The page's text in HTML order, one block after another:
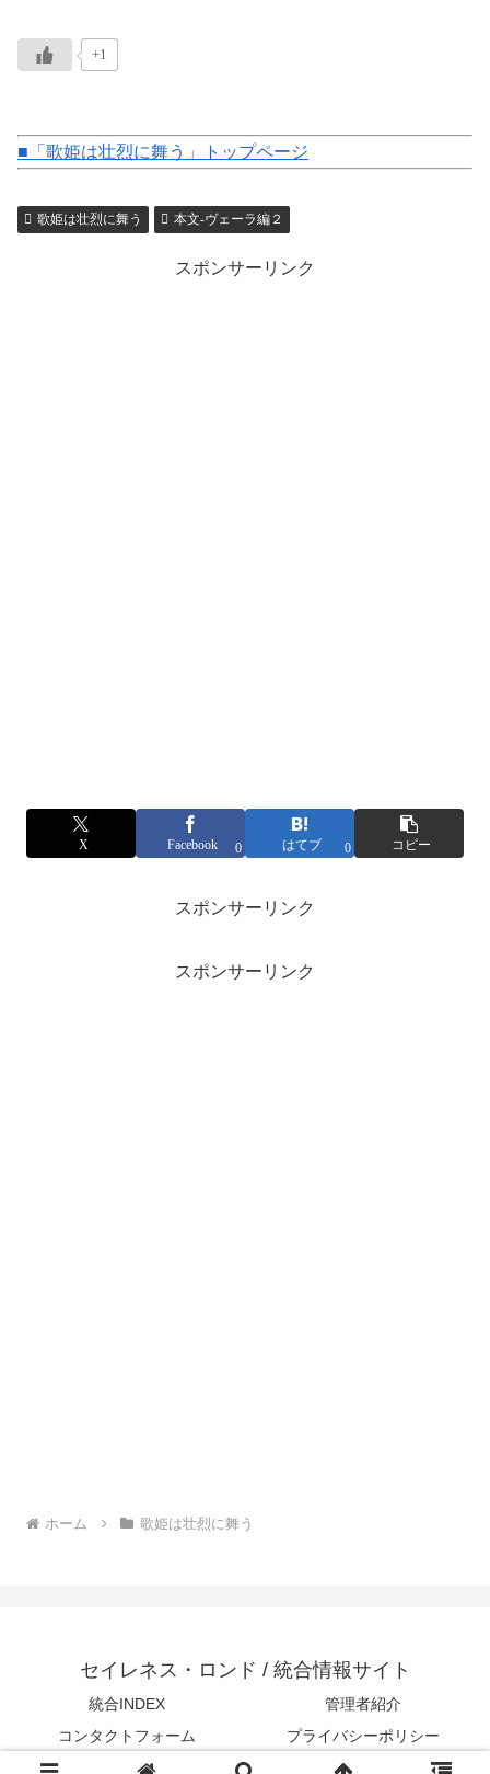
+1
■「歌姫は壮烈に舞う」トップページ
歌姫は壮烈に舞う 本文-ヴェーラ編２
スポンサーリンク
X Facebook 0 はてブ 0 コピー
スポンサーリンク
スポンサーリンク
ホーム 歌姫は壮烈に舞う
セイレネス・ロンド / 統合情報サイト
統合INDEX
管理者紹介
コンタクトフォーム
プライバシーポリシー